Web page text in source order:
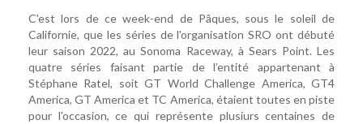
C'est lors de ce week-end de Pâques, sous le soleil de
Californie, que les séries de l'organisation SRO ont débuté
leur saison 2022, au Sonoma Raceway, à Sears Point. Les
quatre séries faisant partie de l’entité appartenant à
Stéphane Ratel, soit GT World Challenge America, GT4
America, GT America et TC America, étaient toutes en piste
pour l'occasion, ce qui représente plusiurs centaines de